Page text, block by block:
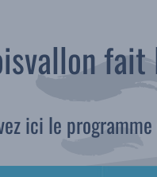
ici le